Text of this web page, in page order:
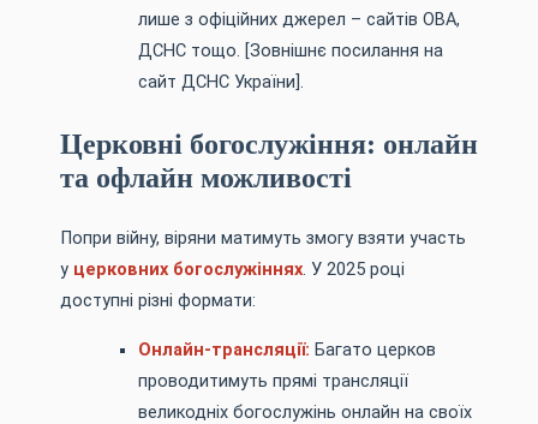
лише з офіційних джерел – сайтів ОВА,
ДСНС тощо. [Зовнішнє посилання на
сайт ДСНС України].
Церковні богослужіння: онлайн
та офлайн можливості
Попри війну, віряни матимуть змогу взяти участь
у церковних богослужіннях. У 2025 році
доступні різні формати:
Онлайн-трансляції: Багато церков
проводитимуть прямі трансляції
великодніх богослужінь онлайн на своїх